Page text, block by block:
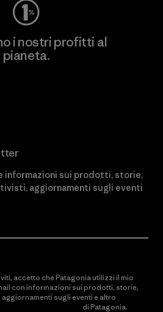
i nostri profitti al
pianeta.
informazioni sui prodotti, storie,
aggiornamenti sugli eventi
accetto che Patagonia utilizzi il mio
con informazioni sui prodotti, storie,
sugli eventi e altro
di Patagonia.